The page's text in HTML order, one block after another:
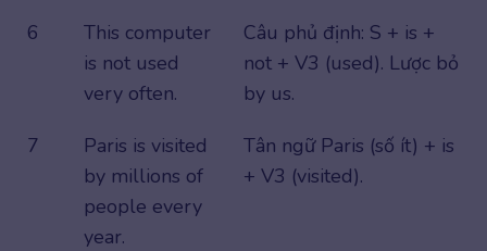
6
This computer
is not used
very often.
Câu phủ định: S + is +
not + V3 (used). Lược bỏ
by us.
7
Paris is visited
by millions of
people every
year.
Tân ngữ Paris (số ít) + is
+ V3 (visited).